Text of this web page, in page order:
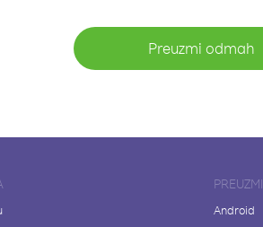
Preuzmi odmah
PREUZMI
Android